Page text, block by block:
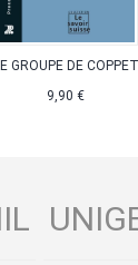
GROUPE DE COPPET
9,90 €